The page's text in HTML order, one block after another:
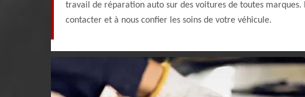
travail de réparation auto sur des voitures de toutes marques.
contacter et à nous confier les soins de votre véhicule.